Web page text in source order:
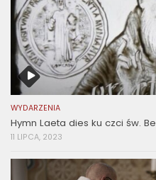
WYDARZENIA
Hymn Laeta dies ku czci św.
11 LIPCA, 2023